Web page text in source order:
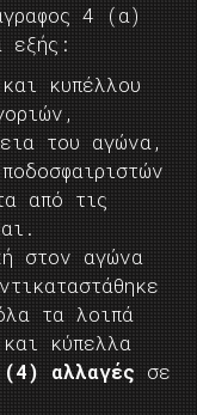
4 (α)
εξής:
κυπέλλου
του αγώνα,
από τις
στον αγώνα
τα λοιπά
κύπελλα
(4) αλλαγές σε